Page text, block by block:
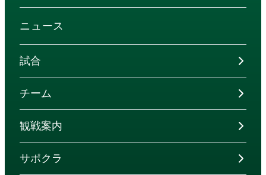
ニュース
試合
チーム
観戦案内
サポクラ